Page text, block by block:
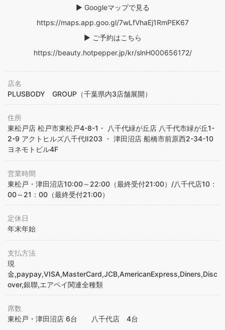
▶ Googleマップで見る
https://maps.app.goo.gl/7wLfVhaEj1RmPEK67
▶ ご予約はこちら
https://beauty.hotpepper.jp/kr/slnH000656172/
店名
PLUSBODY GROUP（千葉県内3店舗展開）
住所
東松戸店 松戸市東松戸4-8-1・ 八千代緑が丘店 八千代市緑が丘1-
2-9 アクトヒルズ八千代Ⅱ203 ・ 津田沼店 船橋市前原西2-34-10
ヨネモトビル4F
営業時間
東松戸・津田沼店10:00～22:00（最終受付21:00）/八千代店10：
00～21：00（最終受付21:00）
定休日
年末年始
支払方法
現
金,paypay,VISA,MasterCard,JCB,AmericanExpress,Diners,Disc
over,銀聯,エアペイ関連全種類
席数
東松戸・津田沼店 6台 八千代店 4台